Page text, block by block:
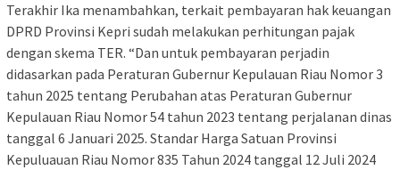
Terakhir Ika menambahkan, terkait pembayaran hak keuangan
DPRD Provinsi Kepri sudah melakukan perhitungan pajak
dengan skema TER. “Dan untuk pembayaran perjadin
didasarkan pada Peraturan Gubernur Kepulauan Riau Nomor 3
tahun 2025 tentang Perubahan atas Peraturan Gubernur
Kepulauan Riau Nomor 54 tahun 2023 tentang perjalanan dinas
tanggal 6 Januari 2025. Standar Harga Satuan Provinsi
Kepuluauan Riau Nomor 835 Tahun 2024 tanggal 12 Juli 2024